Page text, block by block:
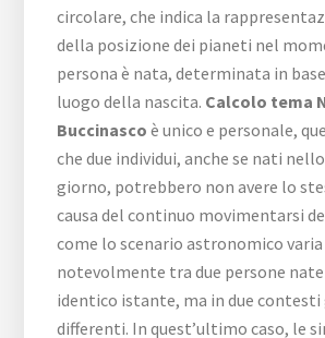
circolare, che indica la
della posizione dei pianeti nel
persona è nata, determinata in
luogo della nascita. Calcolo tema
Buccinasco è unico e personale,
che due individui, anche se nati
giorno, potrebbero non avere lo
causa del continuo movimentarsi
come lo scenario astronomico varia
notevolmente tra due persone
identico istante, ma in due
differenti. In quest’ultimo caso, le